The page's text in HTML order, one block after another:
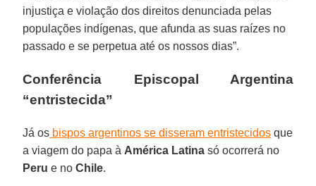
injustiça e violação dos direitos denunciada pelas
populações indígenas, que afunda as suas raízes no
passado e se perpetua até os nossos dias”.
Conferência Episcopal Argentina
“entristecida”
Já os bispos argentinos se disseram entristecidos que
a viagem do papa à América Latina só ocorrerá no
Peru e noChile.